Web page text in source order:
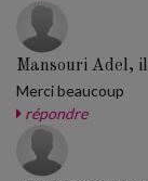
Mansouri Adel,
Merci beaucoup
répondre